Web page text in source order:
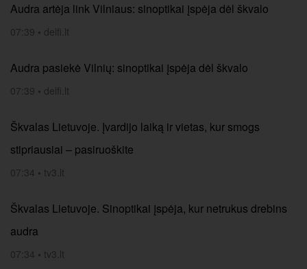
Audra artėja link Vilniaus: sinoptikai įspėja dėl škvalo
07:39 • delfi.lt
Audra pasiekė Vilnių: sinoptikai įspėja dėl škvalo
07:39 • delfi.lt
Škvalas Lietuvoje. Įvardijo laiką ir vietas, kur smogs
stipriausiai – pasiruoškite
07:34 • tv3.lt
Škvalas Lietuvoje. Sinoptikai įspėja, kur netrukus drebins
audra
07:34 • tv3.lt